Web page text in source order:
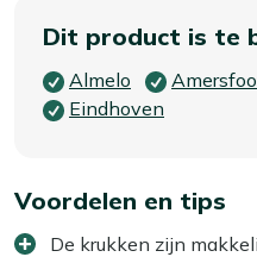
Dit product is te
Almelo
Eindhoven
Voordelen en tips
De krukken zijn